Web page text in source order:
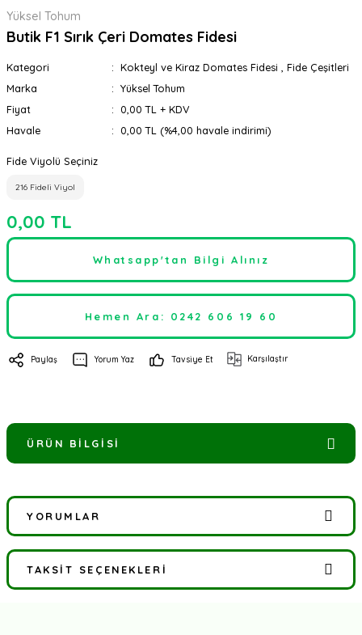
Yüksel Tohum
Butik F1 Sırık Çeri Domates Fidesi
Kategori Kokteyl ve Kiraz Domates Fidesi
Fide Çeşitleri
Marka
Yüksel Tohum
Fiyat
0,00 TL + KDV
Havale
0,00 TL (%4,00 havale indirimi)
Fide Viyolü Seçiniz
216 Fideli Viyol
0,00 TL
Whatsapp'tan Bilgi Alınız
Hemen Ara: 0242 606 19 60
Paylaş Yorum Yaz Tavsiye Et Karşılaştır
ÜRÜN BILGISI
YORUMLAR
Bu ürüne ilk yorumu siz yapın!
TAKSIT SEÇENEKLERI